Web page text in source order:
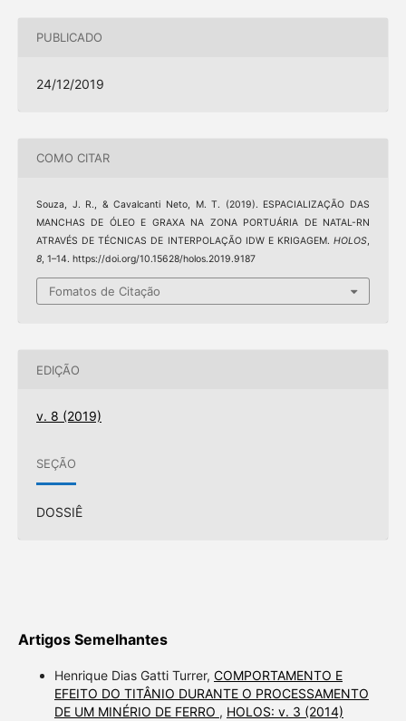
PUBLICADO
24/12/2019
COMO CITAR
Souza, J. R., & Cavalcanti Neto, M. T. (2019). ESPACIALIZAÇÃO DAS
MANCHAS DE ÓLEO E GRAXA NA ZONA PORTUÁRIA DE NATAL-RN
ATRAVÉS DE TÉCNICAS DE INTERPOLAÇÃO IDW E KRIGAGEM.HOLOS,
8, 1–14. https://doi.org/10.15628/holos.2019.9187
Fomatos de Citação
EDIÇÃO
v. 8 (2019)
SEÇÃO
DOSSIÊ
Artigos Semelhantes
Henrique Dias Gatti Turrer, COMPORTAMENTO E
EFEITO DO TITÂNIO DURANTE O PROCESSAMENTO
DE UM MINÉRIO DE FERRO , HOLOS: v. 3 (2014)